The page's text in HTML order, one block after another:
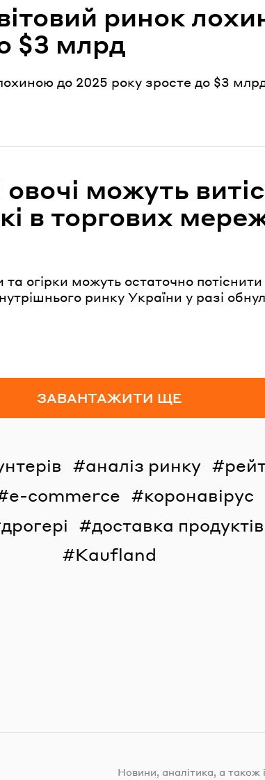
ринок
$3 млрд
до 2025 року зросте до $3
овочі можуть
в торгових
та огірки можуть остаточно потіснити
ринку України у разі
ЗАВАНТАЖИТИ ЩЕ
аналіз ринку
e-commerce
коронавірус
дрогері
доставка продуктів
Kaufland
Новини, аналітика, а також